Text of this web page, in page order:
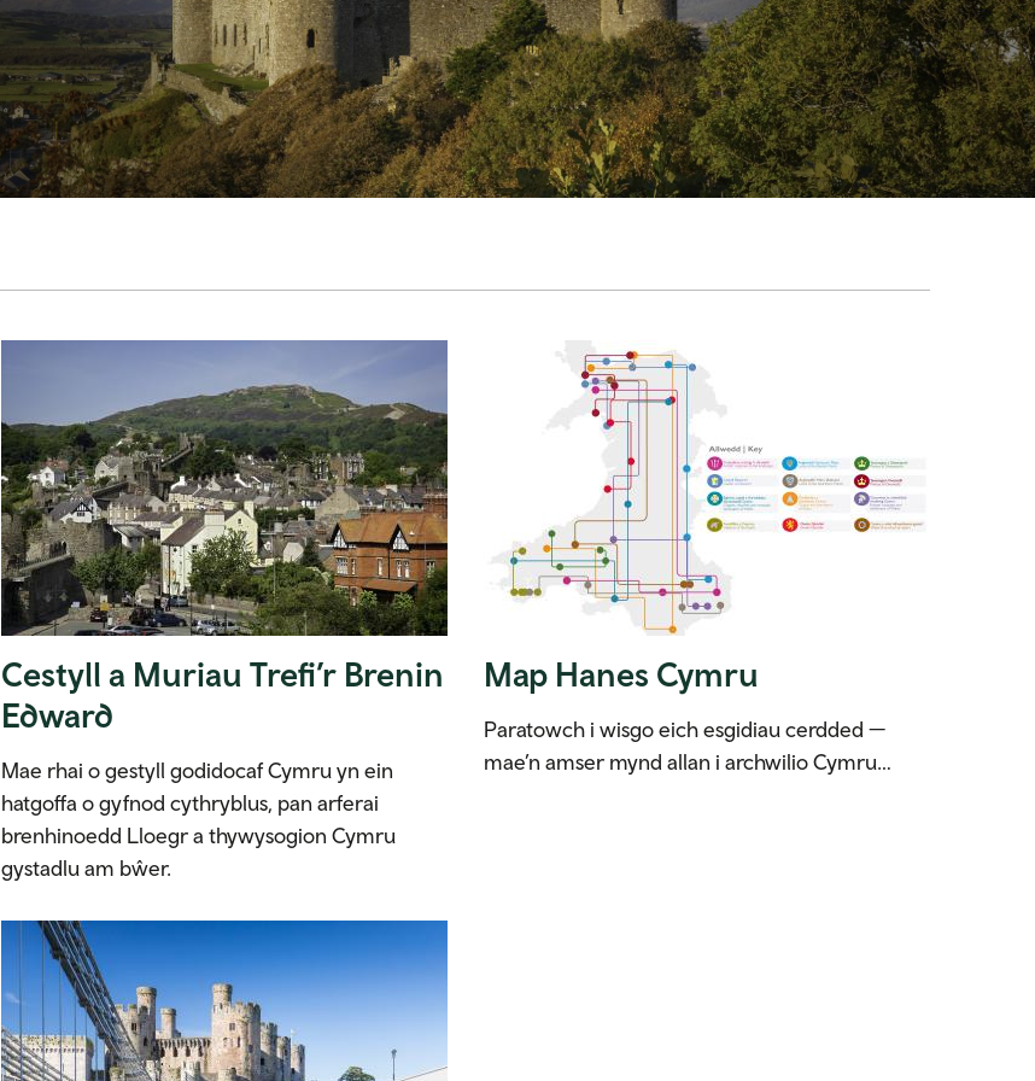
Cestyll a Muriau Trefi’r Brenin
Edward
Mae rhai o gestyll godidocaf Cymru yn ein
hatgoffa o gyfnod cythryblus, pan arferai
brenhinoedd Lloegr a thywysogion Cymru
gystadlu am bŵer.
Map Hanes Cymru
Paratowch i wisgo eich esgidiau cerdded —
mae’n amser mynd allan i archwilio Cymru…